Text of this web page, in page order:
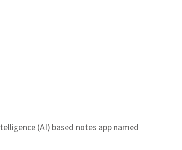
(AI) based notes app named